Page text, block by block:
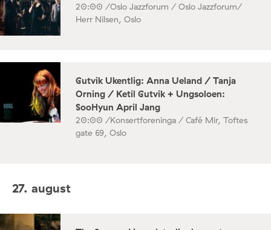
20:00 /Oslo Jazzforum / Oslo Jazzforum/
Herr Nilsen, Oslo
Gutvik Ukentlig: Anna Ueland / Tanja
Orning / Ketil Gutvik + Ungsoloen:
SooHyun April Jang
20:00 /Konsertforeninga / Café Mir, Toftes
gate 69, Oslo
27. august